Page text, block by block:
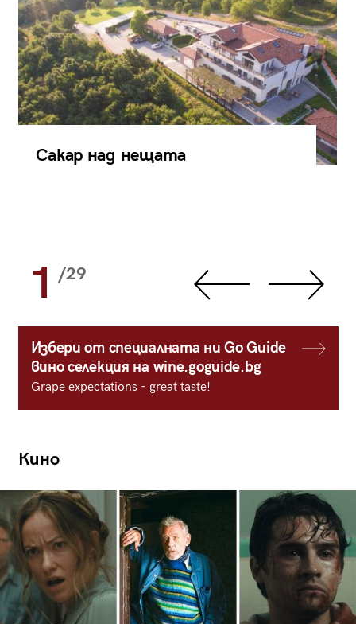
Сакар над нещата
1 /29
Избери от специалната ни Go Guide
вино селекция на wine.goguide.bg
Grape expectations - great taste!
Кино